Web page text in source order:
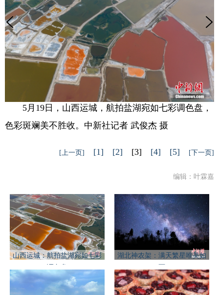
5月19日，山西运城，航拍盐湖宛如七彩调色盘，
色彩斑斓美不胜收。中新社记者 武俊杰 摄
[上一页] [1] [2] [3] [4] [5] [下一页]
编辑：叶霖嘉
山西运城：航拍盐湖宛如七彩
湖北神农架：满天繁星唯美如